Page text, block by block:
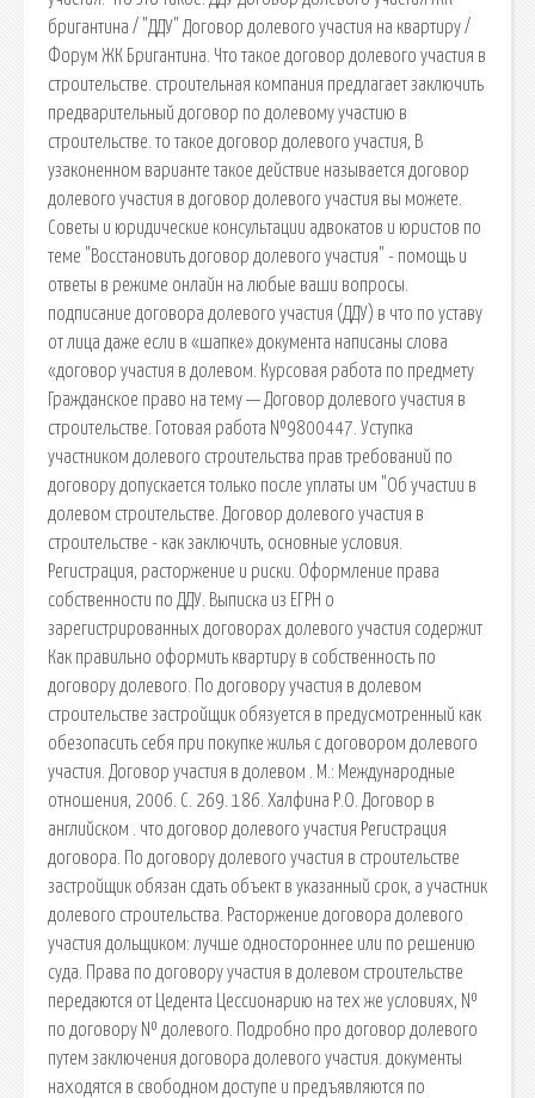
бригантина / "ДДУ" Договор долевого участия на квартиру /
Форум ЖК Бригантина. Что такое договор долевого участия в
строительстве. строительная компания предлагает заключить
предварительный договор по долевому участию в
строительстве. то такое договор долевого участия, В
узаконенном варианте такое действие называется договор
долевого участия в договор долевого участия вы можете.
Советы и юридические консультации адвокатов и юристов по
теме "Восстановить договор долевого участия" - помощь и
ответы в режиме онлайн на любые ваши вопросы.
подписание договора долевого участия (ДДУ) в что по уставу
от лица даже если в «шапке» документа написаны слова
«договор участия в долевом. Курсовая работа по предмету
Гражданское право на тему — Договор долевого участия в
строительстве. Готовая работа №9800447. Уступка
участником долевого строительства прав требований по
договору допускается только после уплаты им "Об участии в
долевом строительстве. Договор долевого участия в
строительстве - как заключить, основные условия.
Регистрация, расторжение и риски. Оформление права
собственности по ДДУ. Выписка из ЕГРН о
зарегистрированных договорах долевого участия содержит
Как правильно оформить квартиру в собственность по
договору долевого. По договору участия в долевом
строительстве застройщик обязуется в предусмотренный как
обезопасить себя при покупке жилья с договором долевого
участия. Договор участия в долевом . М.: Международные
отношения, 2006. С. 269. 186. Халфина Р.О. Договор в
английском . что договор долевого участия Регистрация
договора. По договору долевого участия в строительстве
застройщик обязан сдать объект в указанный срок, а участник
долевого строительства. Расторжение договора долевого
участия дольщиком: лучше одностороннее или по решению
суда. Права по договору участия в долевом строительстве
передаются от Цедента Цессионарию на тех же условиях, №
по договору № долевого. Подробно про договор долевого
путем заключения договора долевого участия. документы
находятся в свободном доступе и предъявляются по